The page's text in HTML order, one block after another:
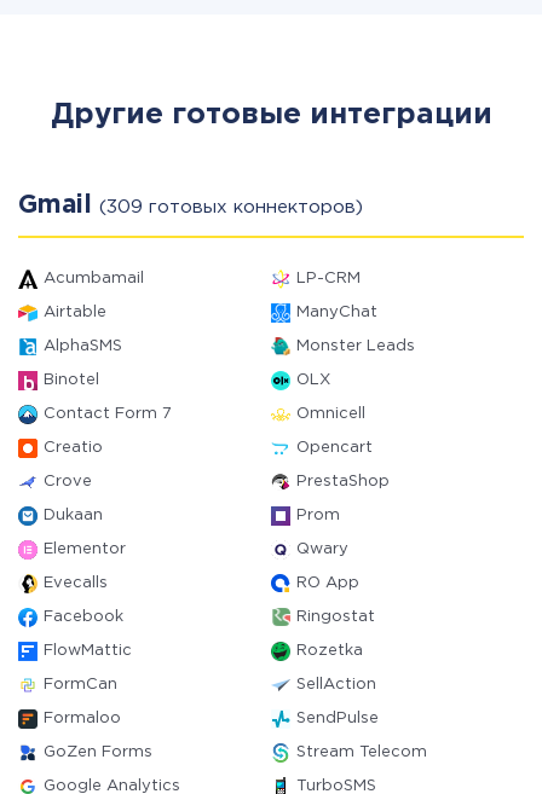
Другие готовые интеграции
Gmail (309 готовых коннекторов)
Acumbamail LP-CRM
Airtable ManyChat
AlphaSMS Monster Leads
Binotel OLX
Contact Form 7 Omnicell
Creatio Opencart
Crove PrestaShop
Dukaan Prom
Elementor Qwary
Evecalls RO App
Facebook Ringostat
FlowMattic Rozetka
FormCan SellAction
Formaloo SendPulse
GoZen Forms Stream Telecom
Google Analytics TurboSMS